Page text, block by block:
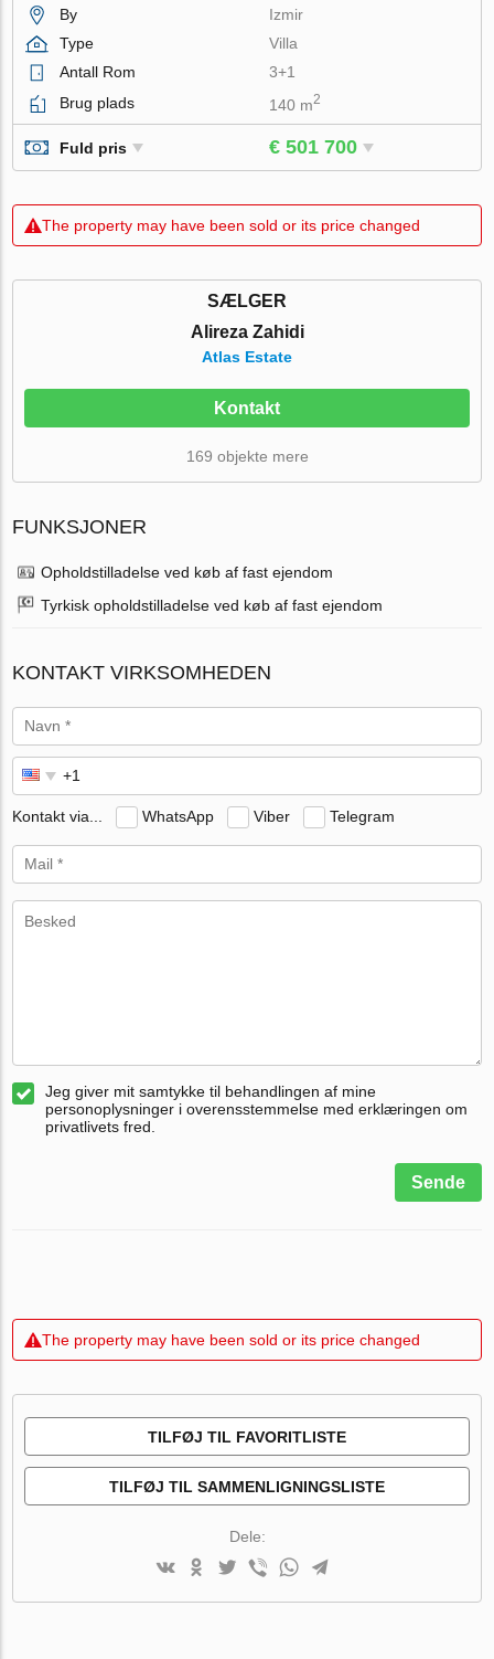
By
Izmir
Type
Villa
Antall Rom
3+1
Brug plads
140 m2
Fuld pris € 501 700
The property may have been sold or its price changed
SÆLGER
Alireza Zahidi
Atlas Estate
Kontakt
169 objekte mere
FUNKSJONER
Opholdstilladelse ved køb af fast ejendom
Tyrkisk opholdstilladelse ved køb af fast ejendom
KONTAKT VIRKSOMHEDEN
Kontakt via... WhatsApp Viber Telegram
Jeg giver mit samtykke til behandlingen af mine
personoplysninger i overensstemmelse med erklæringen om
privatlivets fred.
Sende
The property may have been sold or its price changed
TILFØJ TIL FAVORITLISTE
TILFØJ TIL SAMMENLIGNINGSLISTE
Dele: